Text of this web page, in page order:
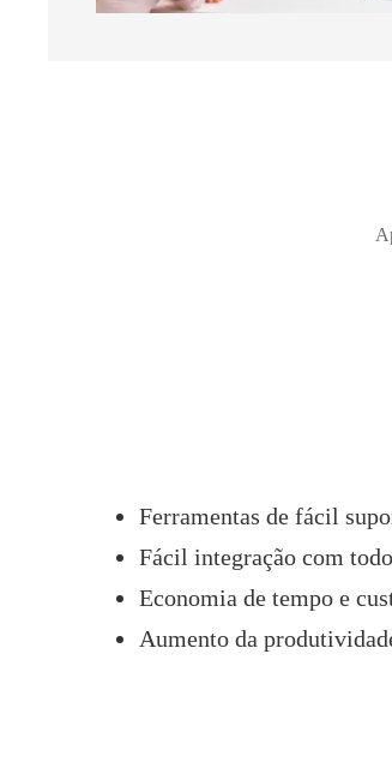
Ferramentas de fácil
Fácil integração com
Economia de tempo e
Aumento da